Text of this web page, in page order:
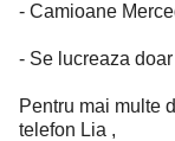
- Camioane
- Se lucreaza
Pentru mai multe
telefon Lia ,